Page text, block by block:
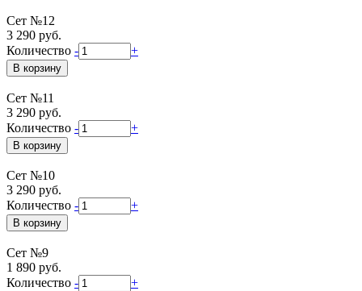
Сет №12
3 290 руб.
Количество - +
Сет №11
3 290 руб.
Количество - +
Сет №10
3 290 руб.
Количество - +
Сет №9
1 890 руб.
Количество - +